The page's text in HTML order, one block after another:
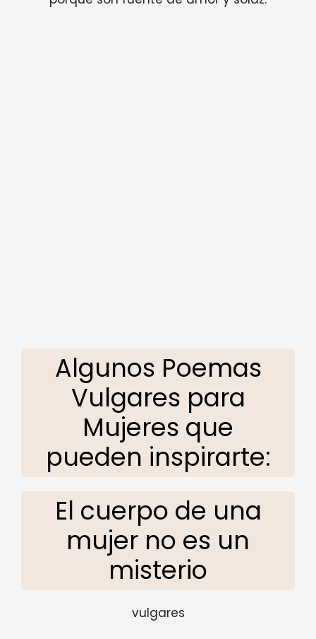
Algunos Poemas
Vulgares para
Mujeres que
pueden inspirarte:
El cuerpo de una
mujer no es un
misterio
vulgares